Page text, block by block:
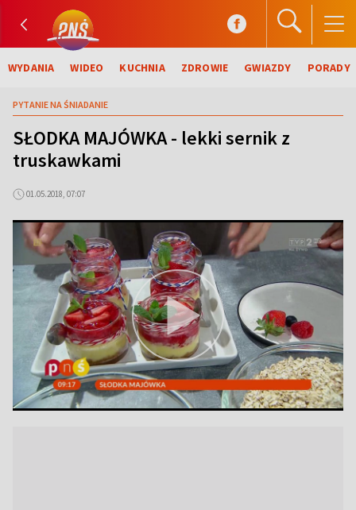
WYDANIA WIDEO KUCHNIA ZDROWIE GWIAZDY PORADY
PYTANIE NA ŚNIADANIE
SŁODKA MAJÓWKA - lekki sernik z
truskawkami
01.05.2018, 07:07